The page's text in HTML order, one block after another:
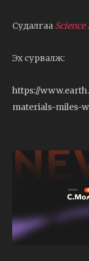
Судалгаа Science
Эх сурвалж:
https://
materials-miles-